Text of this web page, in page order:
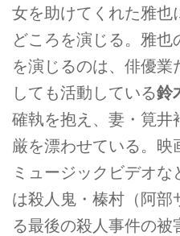
女を助けてくれた雅也
どころを演じる。雅
を演じるのは、俳優業
しても活動している鈴
確執を抱え、妻・筧井
厳を漂わせている。映
ミュージックビデオな
は殺人鬼・榛村（阿部
る最後の殺人事件の被